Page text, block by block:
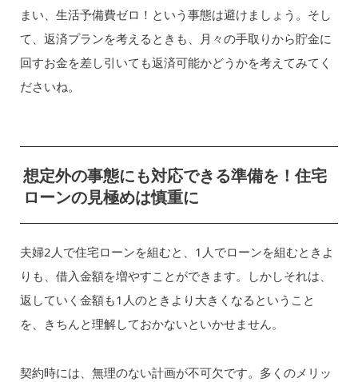
まい、生活予備費ゼロ！という事態は避けましょう。そし
て、返済プランを考えるときも、月々の手取りから貯金に
回すお金を差し引いても返済可能かどうかを考えてみてく
ださいね。
想定外の事態にも対応できる準備を！住宅
ローンの見極めは慎重に
夫婦2人で住宅ローンを組むと、1人でローンを組むときよ
りも、借入金額を増やすことができます。しかしそれは、
返していく金額も1人のときより大きくなるということ
を、きちんと理解しておかないといかせません。
契約時には、無理のない計画が不可欠です。多くのメリッ